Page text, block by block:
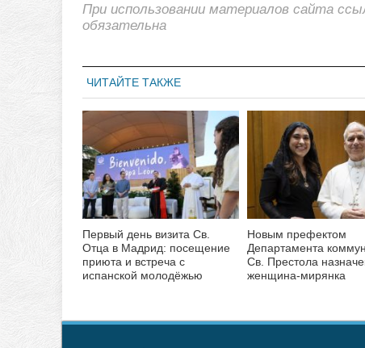
При использовании материалов сайта
обязательна
ЧИТАЙТЕ ТАКЖЕ
Первый день визита Св.
Отца в Мадрид: посещение
приюта и встреча с
испанской молодёжью
Новым префектом
Департамента
Св. Престола
женщина-мирянка